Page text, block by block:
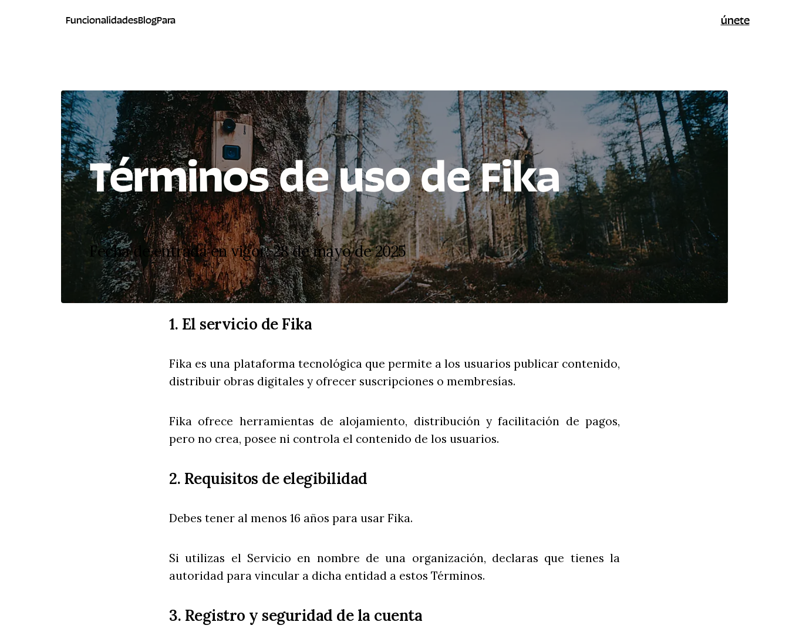
FuncionalidadesBlogPara únete
Términos de uso de Fika
Fecha de entrada en vigor: 28 de mayo de 2025
1. El servicio de Fika
Fika es una plataforma tecnológica que permite a los usuarios publicar contenido,
distribuir obras digitales y ofrecer suscripciones o membresías.
Fika ofrece herramientas de alojamiento, distribución y facilitación de pagos,
pero no crea, posee ni controla el contenido de los usuarios.
2. Requisitos de elegibilidad
Debes tener al menos 16 años para usar Fika.
Si utilizas el Servicio en nombre de una organización, declaras que tienes la
autoridad para vincular a dicha entidad a estos Términos.
3. Registro y seguridad de la cuenta